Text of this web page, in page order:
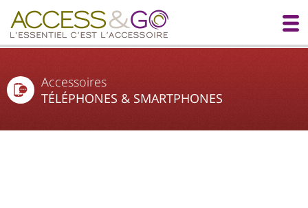
Accessoires
TÉLÉPHONES & SMARTPHONES